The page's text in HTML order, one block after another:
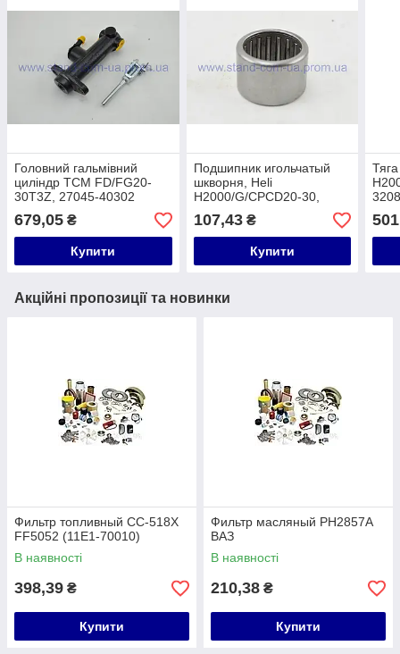
Головний гальмівний
циліндр TCM FD/FG20-
30T3Z, 27045-40302
679,05 ₴
Купити
Подшипник игольчатый
шкворня, Heli
H2000/G/CPCD20-30,
CPD20-30, Z-943/32,
Z943/32
107,43₴
Купити
Акційні пропозиції та новинки
Фильтр топливный CC-518X
FF5052 (11E1-70010)
В наявності
398,39 ₴
Купити
Фильтр масляный PH2857A
ВАЗ
В наявності
210,38 ₴
Купити